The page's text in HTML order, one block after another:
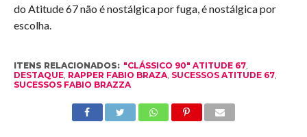
do Atitude 67 não é nostálgica por fuga, é nostálgica por
escolha.
ITENS RELACIONADOS: "CLÁSSICO 90" ATITUDE 67,
DESTAQUE, RAPPER FABIO BRAZA, SUCESSOS ATITUDE 67,
SUCESSOS FABIO BRAZZA